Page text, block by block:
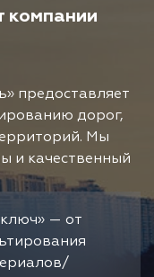
компании
предоставляет
дорог,
Мы
и качественный
— от